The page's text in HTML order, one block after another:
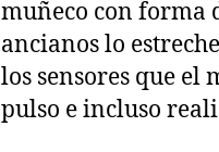
muñeco con forma
ancianos lo
los sensores que
pulso e incluso